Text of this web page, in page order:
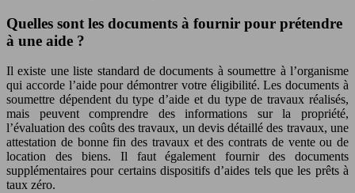
Quelles sont les documents à fournir pour prétendre
à une aide ?
Il existe une liste standard de documents à soumettre à l’organisme
qui accorde l’aide pour démontrer votre éligibilité. Les documents à
soumettre dépendent du type d’aide et du type de travaux réalisés,
mais peuvent comprendre des informations sur la propriété,
l’évaluation des coûts des travaux, un devis détaillé des travaux, une
attestation de bonne fin des travaux et des contrats de vente ou de
location des biens. Il faut également fournir des documents
supplémentaires pour certains dispositifs d’aides tels que les prêts à
taux zéro.